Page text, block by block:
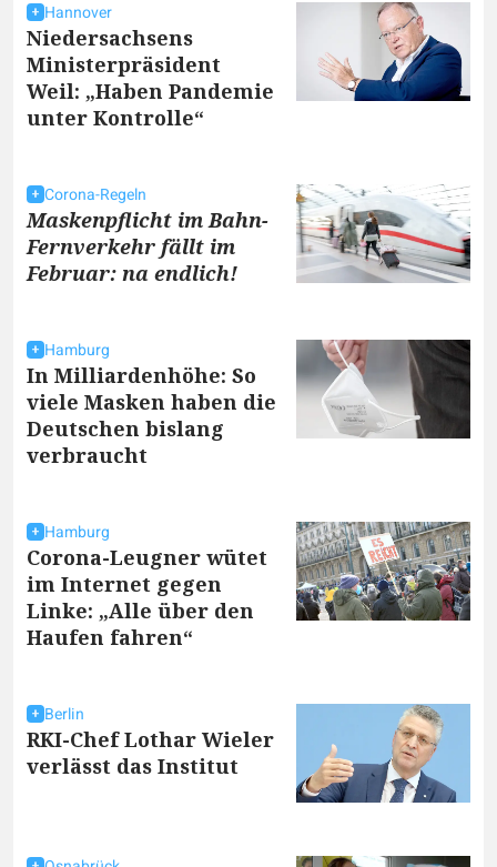
Hannover
Niedersachsens
Ministerpräsident
Weil: „Haben Pandemie
unter Kontrolle“
Corona-Regeln
Maskenpflicht im Bahn-
Fernverkehr fällt im
Februar: na endlich!
Hamburg
In Milliardenhöhe: So
viele Masken haben die
Deutschen bislang
verbraucht
Hamburg
Corona-Leugner wütet
im Internet gegen
Linke: „Alle über den
Haufen fahren“
Berlin
RKI-Chef Lothar Wieler
verlässt das Institut